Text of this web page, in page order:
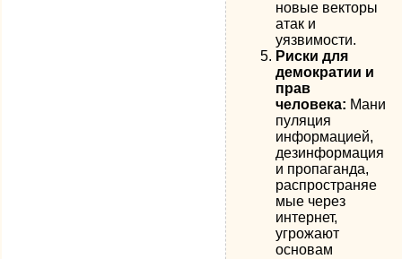
новые векторы
атак и
уязвимости.
Риски для
демократии и
прав
человека: Мани
пуляция
информацией,
дезинформация
и пропаганда,
распространяе
мые через
интернет,
угрожают
основам